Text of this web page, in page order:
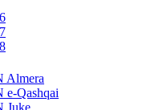
Almera
e-Qashqai
Juke